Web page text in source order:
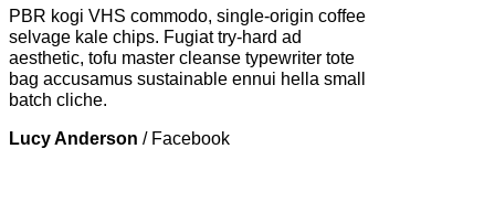
PBR kogi VHS commodo, single-origin coffee
selvage kale chips. Fugiat try-hard ad
aesthetic, tofu master cleanse typewriter tote
bag accusamus sustainable ennui hella small
batch cliche.
Lucy Anderson / Facebook